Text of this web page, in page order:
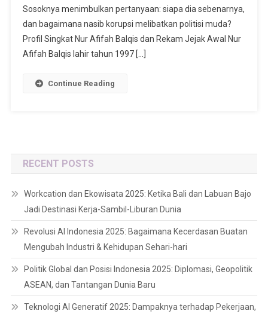
Sosoknya menimbulkan pertanyaan: siapa dia sebenarnya,
dan bagaimana nasib korupsi melibatkan politisi muda?
Profil Singkat Nur Afifah Balqis dan Rekam Jejak Awal Nur
Afifah Balqis lahir tahun 1997 […]
Continue Reading
RECENT POSTS
Workcation dan Ekowisata 2025: Ketika Bali dan Labuan Bajo
Jadi Destinasi Kerja-Sambil-Liburan Dunia
Revolusi AI Indonesia 2025: Bagaimana Kecerdasan Buatan
Mengubah Industri & Kehidupan Sehari-hari
Politik Global dan Posisi Indonesia 2025: Diplomasi, Geopolitik
ASEAN, dan Tantangan Dunia Baru
Teknologi AI Generatif 2025: Dampaknya terhadap Pekerjaan,